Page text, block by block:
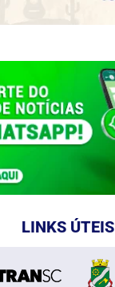
LINKS ÚTEIS